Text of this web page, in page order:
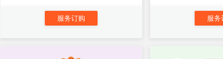
服务订购 服务